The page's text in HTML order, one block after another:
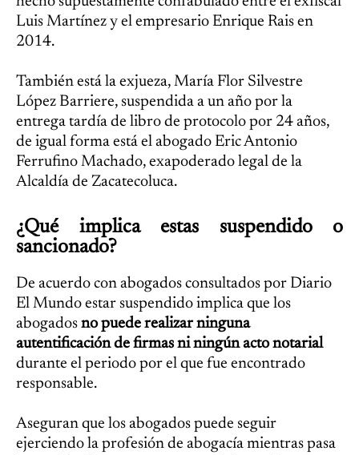
Luis Martínez y el empresario Enrique Rais en
2014.
También está la exjueza, María Flor Silvestre
López Barriere, suspendida a un año por la
entrega tardía de libro de protocolo por 24 años,
de igual forma está el abogado Eric Antonio
Ferrufino Machado, exapoderado legal de la
Alcaldía de Zacatecoluca.
¿Qué implica estas suspendido o
sancionado?
De acuerdo con abogados consultados por Diario
El Mundo estar suspendido implica que los
abogados no puede realizar ninguna
autentificación de firmas ni ningún acto notarial
durante el periodo por el que fue encontrado
responsable.
Aseguran que los abogados puede seguir
ejerciendo la profesión de abogacía mientras pasa